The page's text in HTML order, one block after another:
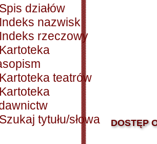
Spis działów
Indeks nazwisk
Indeks rzeczowy
Kartoteka
Kartoteka teatrów
Kartoteka
Szukaj tytułu/słowa
DOSTĘP